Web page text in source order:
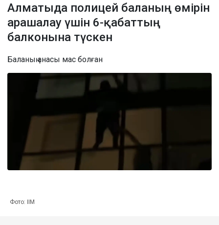
Алматыда полицей баланың өмірін
арашалау үшін 6-қабаттың
балконына түскен
Баланың анасы мас болған
Фото: ІІМ